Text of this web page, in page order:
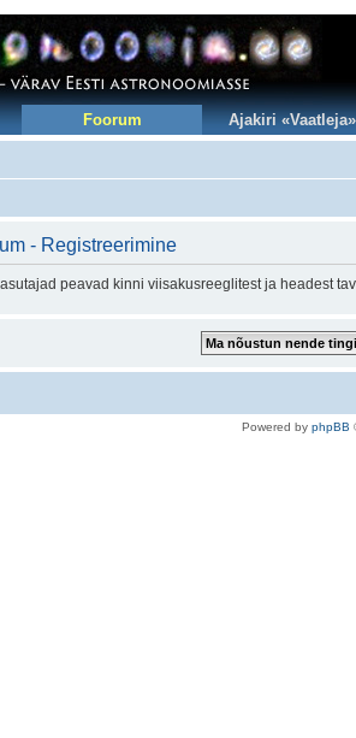
Foorum Ajakiri «Vaatleja»
- Registreerimine
peavad kinni viisakusreeglitest ja headest
Powered by phpBB